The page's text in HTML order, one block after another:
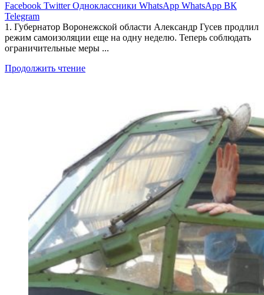
Facebook Twitter Одноклассники WhatsApp WhatsApp ВК
Telegram
1. Губернатор Воронежской области Александр Гусев продлил
режим самоизоляции еще на одну неделю. Теперь соблюдать
ограничительные меры ...
Продолжить чтение